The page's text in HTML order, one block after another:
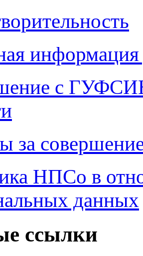
с
за
НПСо в
данных
ссылки